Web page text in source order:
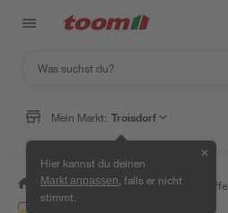
Mein Markt: Troisdorf
Hier kannst du deinen
Markt anpassen , falls er nicht
stimmt.
✕
/ Bauen & Renovieren / Dichtstoffe